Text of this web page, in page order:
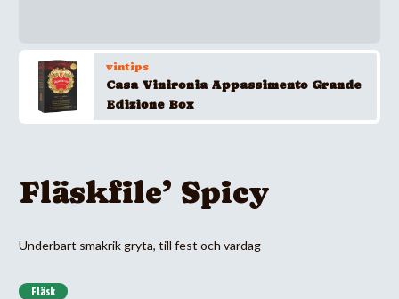
vintips
Casa Vinironia Appassimento Grande
Edizione Box
Fläskfile’ Spicy
Underbart smakrik gryta, till fest och vardag
Fläsk